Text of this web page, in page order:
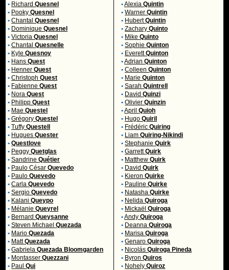
• RichardQuesnel
• PookyQuesnel
• ChantalQuesnel
• DominiqueQuesnel
• VictoriaQuesnel
• ChantalQuesnelle
• KyleQuesnoy
• HansQuest
• HennerQuest
• ChristophQuest
• FabienneQuest
• NoraQuest
• PhilippQuest
• MaeQuestel
• GrégoryQuestel
• TuffyQuestell
• HuguesQuester
• Questlove
• PeggyQuetglas
• SandrineQuétier
• Paulo CésarQuevedo
• PauloQuevedo
• CarlaQuevedo
• SergioQuevedo
• KalaniQueypo
• MélanieQueyrel
• BernardQueysanne
• Steven MichaelQuezada
• MarioQuezada
• MattQuezada
• GabrielaQuezada Bloomgarden
• MontasserQuezzani
• PaulQui
•AlexiaQuintin
• WarnerQuintin
• HubertQuintin
• ZacharyQuinto
• MikeQuinto
• SophieQuinton
• EverettQuinton
•AdrianQuinton
• ColleenQuinton
• MarieQuinton
• SarahQuintrell
• DavidQuinzi
• OlivierQuinzin
•AprilQuioh
• HugoQuiril
• FrédéricQuiring
• LiamQuiring-Nikindi
• StephanieQuirk
• GarrettQuirk
• MatthewQuirk
• DavidQuirk
• KieronQuirke
• PaulineQuirke
• NatashaQuirke
• NelidaQuiroga
• MickaëlQuiroga
•AndyQuiroga
• DeannaQuiroga
• MarisaQuiroga
• GenaroQuiroga
• NicolásQuiroga Pineda
• ByronQuiros
• NohelyQuiroz